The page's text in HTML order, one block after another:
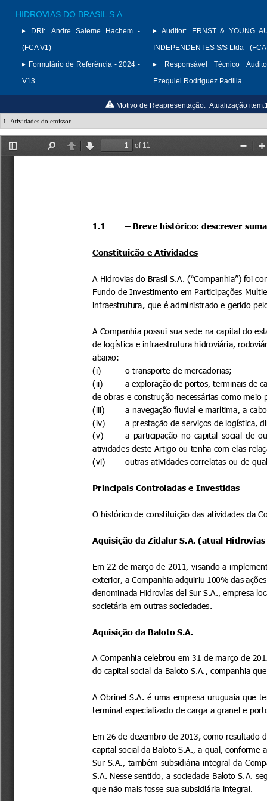
HIDROVIAS DO BRASIL S.A.
DRI:
Andre Saleme Hachem -
(FCA V1)
Formulário de Referência - 2024 -
V13
Auditor:
ERNST & YOUNG
INDEPENDENTES S/S Ltda -
Responsável Técnico
Ezequiel Rodriguez Padilla
Motivo de Reapresentação: Atualização